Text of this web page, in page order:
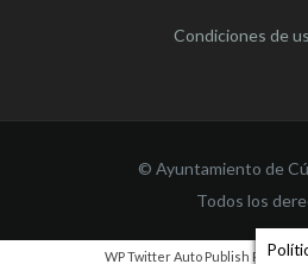
Condiciones de
© Ayuntamiento de
Todos los
WP Twitter Auto Publish